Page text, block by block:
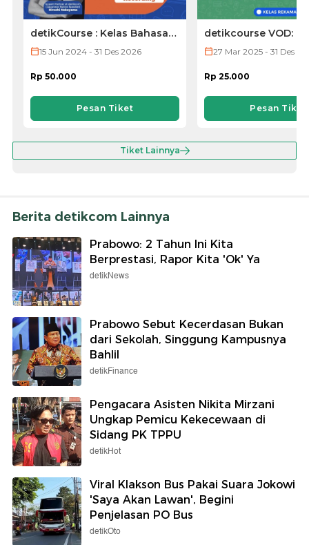
detikCourse : Kelas Bahasa
Jepang (VOD ONLY)
15 Jun 2024 - 31 Des 2026
Rp 50.000
Pesan Tiket
detikcourse VOD:
Microsoft Excel
27 Mar 2025 - 31 Des
Rp 25.000
Pesan Tiket
Tiket Lainnya
Berita detikcom Lainnya
Prabowo: 2 Tahun Ini Kita
Berprestasi, Rapor Kita 'Ok' Ya
detikNews
Prabowo Sebut Kecerdasan Bukan
dari Sekolah, Singgung Kampusnya
Bahlil
detikFinance
Pengacara Asisten Nikita Mirzani
Ungkap Pemicu Kekecewaan di
Sidang PK TPPU
detikHot
Viral Klakson Bus Pakai Suara Jokowi
'Saya Akan Lawan', Begini
Penjelasan PO Bus
detikOto